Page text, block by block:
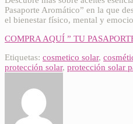
Pasaporte Aromático” en la que
el bienestar físico, mental y
COMPRA AQUÍ ” TU
Etiquetas: cosmetico solar,
protección solar, protección solar